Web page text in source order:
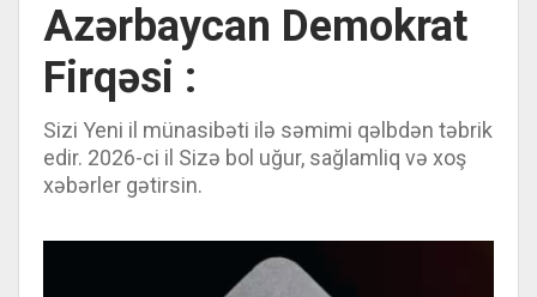
Azərbaycan Demokrat
Firqəsi :
Sizi Yeni il münasibəti ilə səmimi qəlbdən təbrik
edir. 2026-ci il Sizə bol uğur, sağlamliq və xoş
xəbərler gətirsin.